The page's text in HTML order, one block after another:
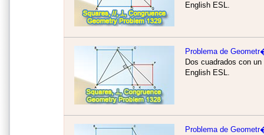
English ESL.
Problema de
Dos cuadrados con
English ESL.
Problema de